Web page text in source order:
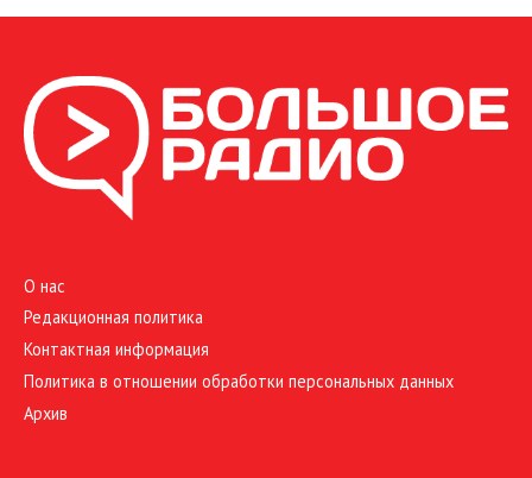
О нас
Редакционная политика
Контактная информация
Политика в отношении обработки персональных данных
Архив